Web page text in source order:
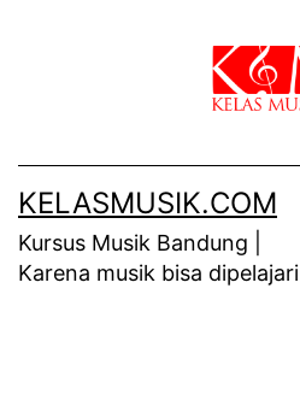
KELASMUSIK.COM
Kursus Musik Bandung |
Karena musik bisa dipelajari